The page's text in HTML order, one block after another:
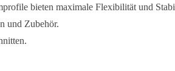
bieten maximale Flexibilität und
und Zubehör.